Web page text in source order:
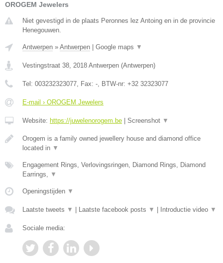
OROGEM Jewelers
Niet gevestigd in de plaats Peronnes lez Antoing en in de provincie
Henegouwen.
Antwerpen » Antwerpen Google maps ▼
Vestingstraat 38, 2018 Antwerpen (Antwerpen)
Tel: 003232323077, Fax: -, BTW-nr: +32 32323077
E-mail › OROGEM Jewelers
Website: https://juwelenorogem.be Screenshot ▼
Orogem is a family owned jewellery house and diamond office
located in ▼
Engagement Rings, Verlovingsringen, Diamond Rings, Diamond
Earrings, ▼
Openingstijden ▼
Laatste tweets ▼ Laatste facebook posts ▼ Introductie video ▼
Sociale media: